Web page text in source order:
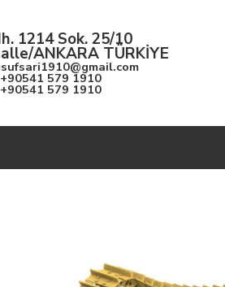
1214 Sok. 25/10
ANKARA TÜRKİYE
+90541 579 1910
+90541 579 1910